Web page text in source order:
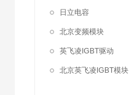
日立电容
北京变频模块
英飞凌IGBT驱动
北京英飞凌IGBT模块